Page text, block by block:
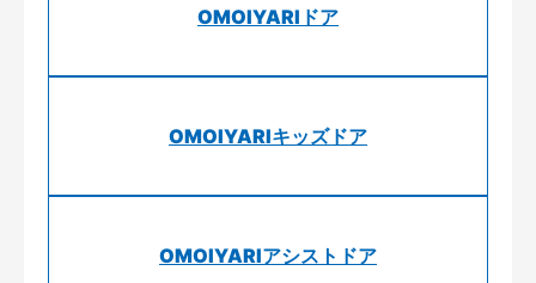
OMOIYARIドア
OMOIYARIキッズドア
OMOIYARIアシストドア